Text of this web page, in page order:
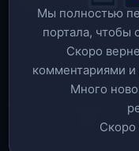
Мы полностью
портала, чтобы
Скоро
комментариями и
Много
Скоро